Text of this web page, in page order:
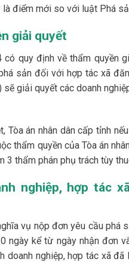
điểm mới so với luật Phá
giải quyết
quy định về thẩm quyền
sản đối với hợp tác xã
sẽ giải quyết các doanh
án nhân dân cấp tỉnh
thẩm quyền của Tòa án
3 thẩm phán phụ trách tùy
nghiệp, hợp tác
vụ nộp đơn yêu cầu phá
ngày kể từ ngày nhận đơn
doanh nghiệp, hợp tác xã